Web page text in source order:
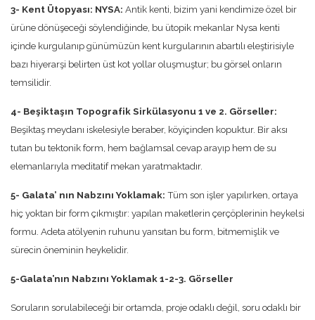
3- Kent Ütopyası: NYSA: Antik kenti, bizim yani kendimize özel bir
ürüne dönüşeceği söylendiğinde, bu ütopik mekanlar Nysa kenti
içinde kurgulanıp günümüzün kent kurgularının abartılı eleştirisiyle
bazı hiyerarşi belirten üst kot yollar oluşmuştur; bu görsel onların
temsilidir.
4- Beşiktaşın Topografik Sirkülasyonu 1 ve 2. Görseller:
Beşiktaş meydanı iskelesiyle beraber, köyiçinden kopuktur. Bir aksı
tutan bu tektonik form, hem bağlamsal cevap arayıp hem de su
elemanlarıyla meditatif mekan yaratmaktadır.
5- Galata’ nın Nabzını Yoklamak: Tüm son işler yapılırken, ortaya
hiç yoktan bir form çıkmıştır: yapılan maketlerin çerçöplerinin heykelsi
formu. Adeta atölyenin ruhunu yansıtan bu form, bitmemişlik ve
sürecin öneminin heykelidir.
5-Galata’nın Nabzını Yoklamak 1-2-3. Görseller
Soruların sorulabileceği bir ortamda, proje odaklı değil, soru odaklı bir